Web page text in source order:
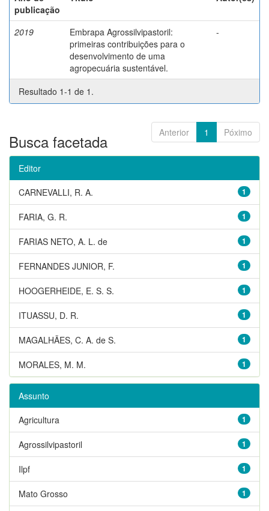
publicação
2019
Embrapa Agrossilvipastoril:
primeiras contribuições para o
desenvolvimento de uma
agropecuária sustentável.
-
Resultado 1-1 de 1.
Anterior 1 Póximo
Busca facetada
Editor
1
CARNEVALLI, R. A.
1
FARIA, G. R.
1
FARIAS NETO, A. L. de
1
FERNANDES JUNIOR, F.
1
HOOGERHEIDE, E. S. S.
1
ITUASSU, D. R.
1
MAGALHÃES, C. A. de S.
1
MORALES, M. M.
Assunto
1
Agricultura
1
Agrossilvipastoril
1
Ilpf
1
Mato Grosso